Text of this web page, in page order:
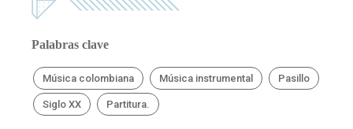
Palabras clave
Música colombiana Música instrumental Pasillo
Siglo XX Partitura.